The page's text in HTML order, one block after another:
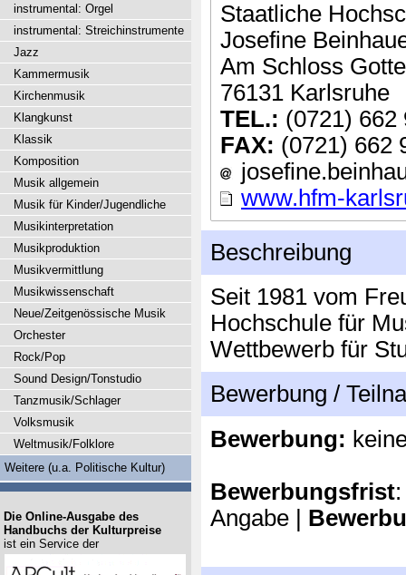
Staatliche
Josefine
Am Schloss
76131 Karlsruhe
TEL.: (0721) 662
FAX: (0721) 662
www.hfm-
Beschreibung
Seit 1981 vom
Hochschule für
Wettbewerb für
Bewerbung /
Bewerbung:
Bewerbungsfrist
Angabe |
instrumental: Orgel
instrumental: Streichinstrumente
Jazz
Kammermusik
Kirchenmusik
Klangkunst
Klassik
Komposition
Musik allgemein
Musik für Kinder/Jugendliche
Musikinterpretation
Musikproduktion
Musikvermittlung
Musikwissenschaft
Neue/Zeitgenössische Musik
Orchester
Rock/Pop
Sound Design/Tonstudio
Tanzmusik/Schlager
Volksmusik
Weltmusik/Folklore
Weitere (u.a. Politische Kultur)
Die Online-Ausgabe des
Handbuchs der Kulturpreise
ist ein Service der